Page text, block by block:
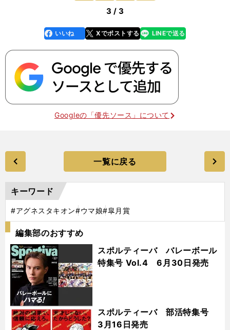
3 / 3
faceboo
k
いいね Xでポストする
line LINEで送る
Googleの「優先ソース」について
一覧に戻る
キーワード
#アグネスタキオン#ウマ娘#皐月賞
編集部のおすすめ
スポルティーバ バレーボール
特集号 Vol.4 6月30日発売
スポルティーバ 部活特集号
3月16日発売